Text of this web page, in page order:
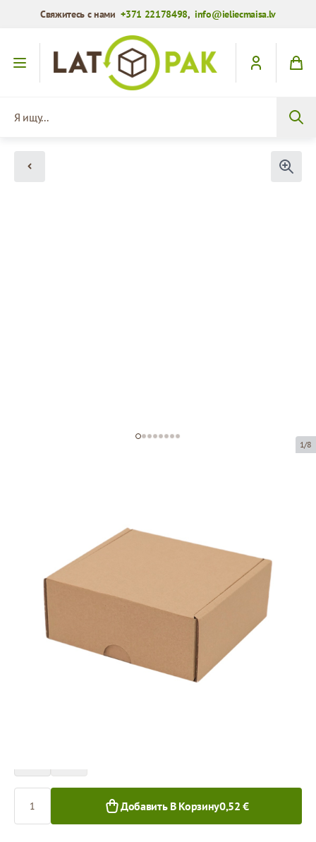
Свяжитесь с нами+371 22178498,info@ieliecmaisa.lv
Перейти к содержимому
1/8
120 x 120 x 50 mm
Материал:коричневая микрогофра
Толщина:
1.5 mm
Tовар можно получить в пункте выдачи.
Цена за 1 штуку
Добавить В Корзину0,52 €